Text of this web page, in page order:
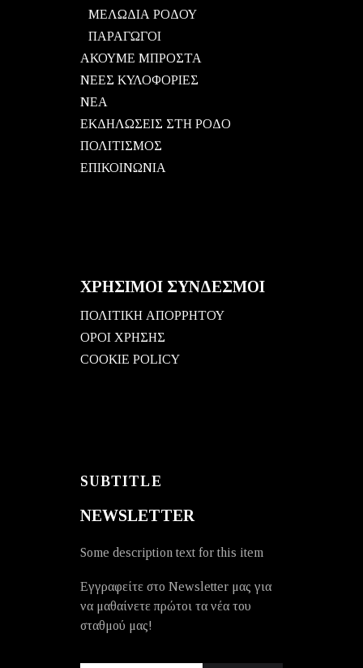
ΜΕΛΩΔΙΑ ΡΟΔΟΥ
ΠΑΡΑΓΩΓΟΙ
ΑΚΟΥΜΕ ΜΠΡΟΣΤΑ
ΝΕΕΣ ΚΥΛΟΦΟΡΙΕΣ
ΝΕΑ
ΕΚΔΗΛΩΣΕΙΣ ΣΤΗ ΡΟΔΟ
ΠΟΛΙΤΙΣΜΟΣ
ΕΠΙΚΟΙΝΩΝΙΑ
ΧΡΗΣΙΜΟΙ ΣΥΝΔΕΣΜΟΙ
ΠΟΛΙΤΙΚΗ ΑΠΟΡΡΗΤΟΥ
ΟΡΟΙ ΧΡΗΣΗΣ
COOKIE POLICY
SUBTITLE
NEWSLETTER
Some description text for this item
Εγγραφείτε στο Newsletter μας για
να μαθαίνετε πρώτοι τα νέα του
σταθμού μας!